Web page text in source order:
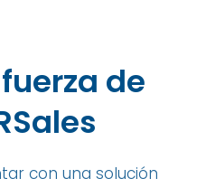
de
con una solución